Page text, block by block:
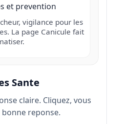
et prevention
vigilance pour les
La page Canicule fait
Sante
claire. Cliquez, vous
reponse.